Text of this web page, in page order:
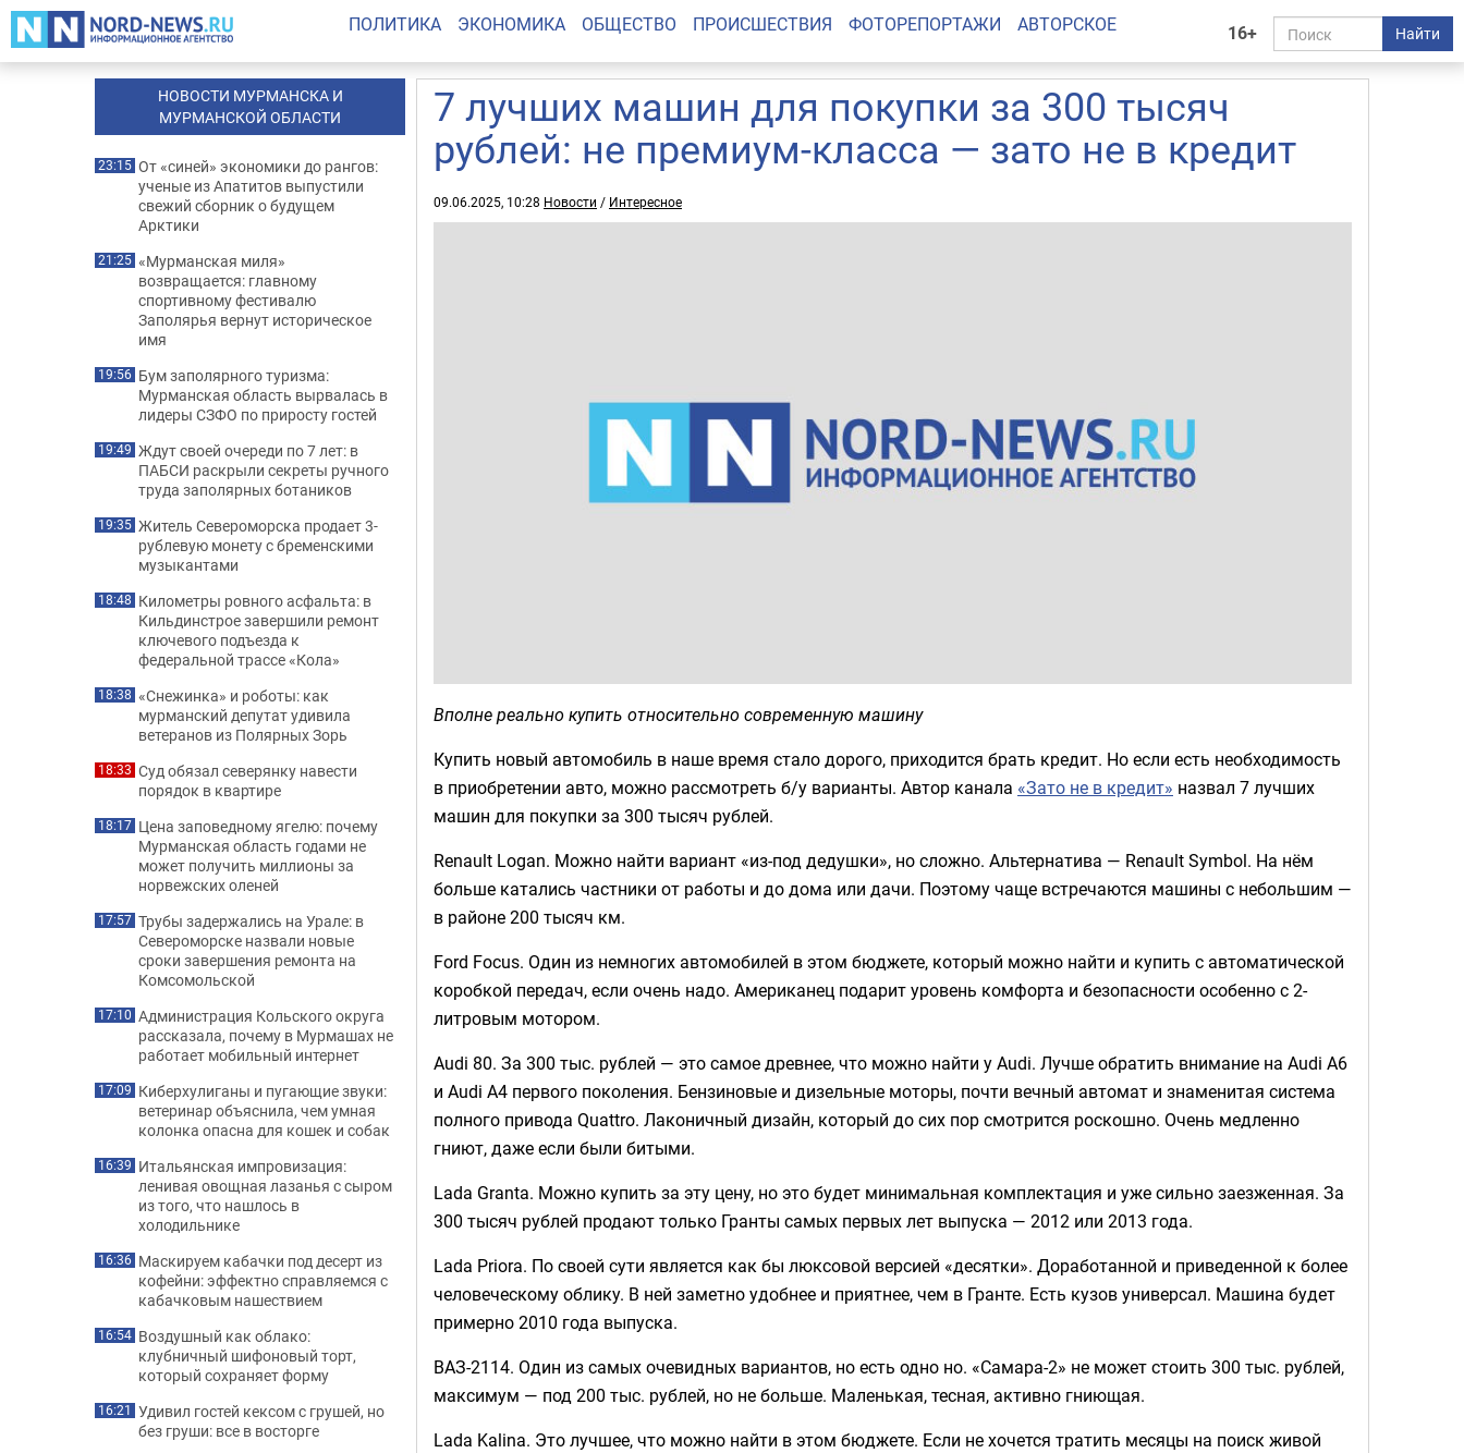
16+ Найти
ПОЛИТИКА ЭКОНОМИКА ОБЩЕСТВО ПРОИСШЕСТВИЯ ФОТОРЕПОРТАЖИ АВТОРСКОЕ
7 лучших машин для покупки за 300 тысяч
рублей: не премиум-класса — зато не в кредит
09.06.2025, 10:28 Новости / Интересное
Вполне реально купить относительно современную машину
Купить новый автомобиль в наше время стало дорого, приходится брать кредит. Но если есть необходимость
в приобретении авто, можно рассмотреть б/у варианты. Автор канала «Зато не в кредит» назвал 7 лучших
машин для покупки за 300 тысяч рублей.
Renault Logan. Можно найти вариант «из-под дедушки», но сложно. Альтернатива — Renault Symbol. На нём
больше катались частники от работы и до дома или дачи. Поэтому чаще встречаются машины с небольшим —
в районе 200 тысяч км.
Ford Focus. Один из немногих автомобилей в этом бюджете, который можно найти и купить с автоматической
коробкой передач, если очень надо. Американец подарит уровень комфорта и безопасности особенно с 2-
литровым мотором.
Audi 80. За 300 тыс. рублей — это самое древнее, что можно найти у Audi. Лучше обратить внимание на Audi A6
и Audi A4 первого поколения. Бензиновые и дизельные моторы, почти вечный автомат и знаменитая система
полного привода Quattro. Лаконичный дизайн, который до сих пор смотрится роскошно. Очень медленно
гниют, даже если были битыми.
Lada Granta. Можно купить за эту цену, но это будет минимальная комплектация и уже сильно заезженная. За
300 тысяч рублей продают только Гранты самых первых лет выпуска — 2012 или 2013 года.
Lada Priora. По своей сути является как бы люксовой версией «десятки». Доработанной и приведенной к более
человеческому облику. В ней заметно удобнее и приятнее, чем в Гранте. Есть кузов универсал. Машина будет
примерно 2010 года выпуска.
ВАЗ-2114. Один из самых очевидных вариантов, но есть одно но. «Самара-2» не может стоить 300 тыс. рублей,
максимум — под 200 тыс. рублей, но не больше. Маленькая, тесная, активно гниющая.
Lada Kalina. Это лучшее, что можно найти в этом бюджете. Если не хочется тратить месяцы на поиск живой
НОВОСТИ МУРМАНСКА И
МУРМАНСКОЙ ОБЛАСТИ
23:15 От «синей» экономики до рангов:
ученые из Апатитов выпустили
свежий сборник о будущем
Арктики
21:25 «Мурманская миля»
возвращается: главному
спортивному фестивалю
Заполярья вернут историческое
имя
19:56 Бум заполярного туризма:
Мурманская область вырвалась в
лидеры СЗФО по приросту гостей
19:49 Ждут своей очереди по 7 лет: в
ПАБСИ раскрыли секреты ручного
труда заполярных ботаников
19:35 Житель Североморска продает 3-
рублевую монету с бременскими
музыкантами
18:48 Километры ровного асфальта: в
Кильдинстрое завершили ремонт
ключевого подъезда к
федеральной трассе «Кола»
18:38 «Снежинка» и роботы: как
мурманский депутат удивила
ветеранов из Полярных Зорь
18:33 Суд обязал северянку навести
порядок в квартире
18:17 Цена заповедному ягелю: почему
Мурманская область годами не
может получить миллионы за
норвежских оленей
17:57 Трубы задержались на Урале: в
Североморске назвали новые
сроки завершения ремонта на
Комсомольской
17:10 Администрация Кольского округа
рассказала, почему в Мурмашах не
работает мобильный интернет
17:09 Киберхулиганы и пугающие звуки:
ветеринар объяснила, чем умная
колонка опасна для кошек и собак
16:39 Итальянская импровизация:
ленивая овощная лазанья с сыром
из того, что нашлось в
холодильнике
16:36 Маскируем кабачки под десерт из
кофейни: эффектно справляемся с
кабачковым нашествием
16:54 Воздушный как облако:
клубничный шифоновый торт,
который сохраняет форму
16:21 Удивил гостей кексом с грушей, но
без груши: все в восторге